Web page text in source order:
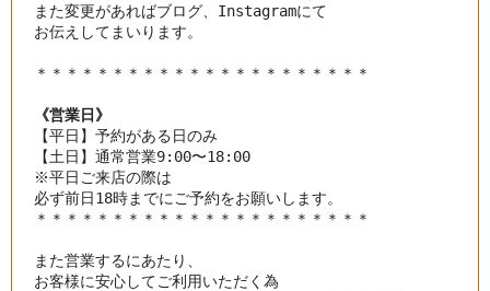
また変更があればブログ、Instagramにて
お伝えしてまいります。
《営業日》
【平日】予約がある日のみ
【土日】通常営業9:00〜18:00
※平日ご来店の際は
＊＊＊＊＊＊＊＊＊＊＊＊＊＊＊＊＊＊＊＊＊＊
また営業するにあたり、
お客様に安心してご利用いただく為